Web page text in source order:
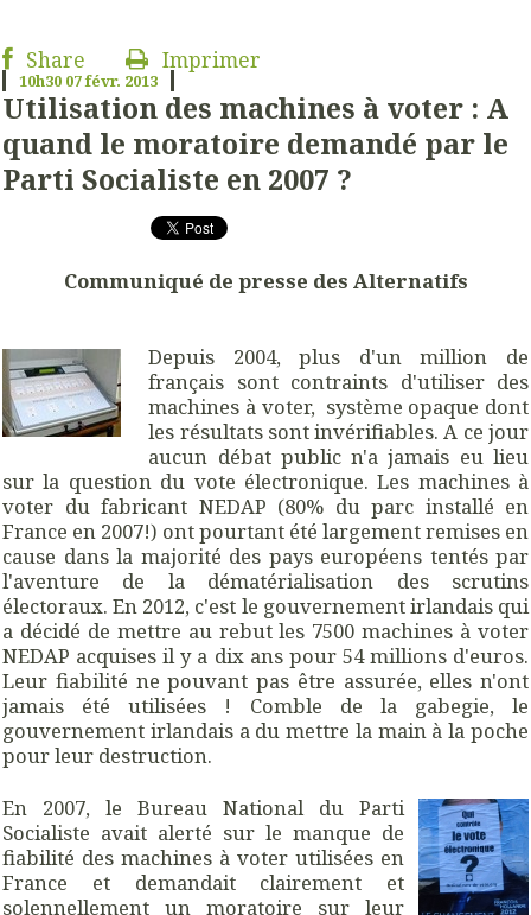
Share Imprimer
10h30 07févr. 2013
Utilisation des machines à voter : A
quand le moratoire demandé par le
Parti Socialiste en 2007 ?
Communiqué de presse des Alternatifs
Depuis 2004, plus d'un million de
français sont contraints d'utiliser des
machines à voter, système opaque dont
les résultats sont invérifiables. A ce jour
aucun débat public n'a jamais eu lieu
sur la question du vote électronique. Les machines à
voter du fabricant NEDAP (80% du parc installé en
France en 2007!) ont pourtant été largement remises en
cause dans la majorité des pays européens tentés par
l'aventure de la dématérialisation des scrutins
électoraux. En 2012, c'est le gouvernement irlandais qui
a décidé de mettre au rebut les 7500 machines à voter
NEDAP acquises il y a dix ans pour 54 millions d'euros.
Leur fiabilité ne pouvant pas être assurée, elles n'ont
jamais été utilisées ! Comble de la gabegie, le
gouvernement irlandais a du mettre la main à la poche
pour leur destruction.
En 2007, le Bureau National du Parti
Socialiste avait alerté sur le manque de
fiabilité des machines à voter utilisées en
France et demandait clairement et
solennellement unmoratoire sur leur